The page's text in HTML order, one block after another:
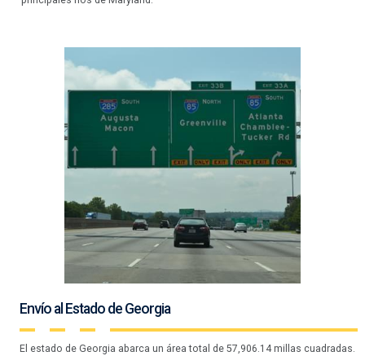
Envío al Estado de Georgia
El estado de Georgia abarca un área total de 57,906.14 millas cuadradas.